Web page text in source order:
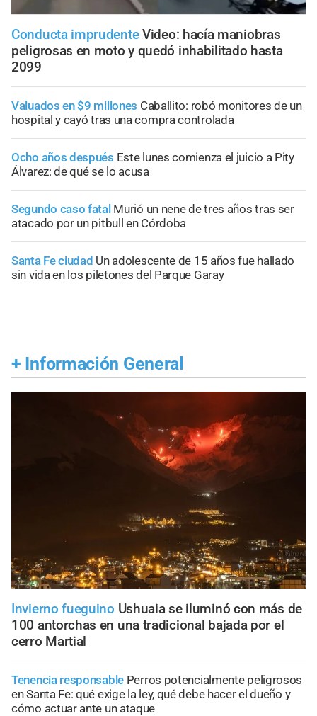
Conducta imprudenteVideo: hacía maniobras
peligrosas en moto y quedó inhabilitado hasta
2099
Valuados en $9 millones Caballito: robó monitores de un
hospital y cayó tras una compra controlada
Ocho años después Este lunes comienza el juicio a Pity
Álvarez: de qué se lo acusa
Segundo caso fatal Murió un nene de tres años tras ser
atacado por un pitbull en Córdoba
Santa Fe ciudad Un adolescente de 15 años fue hallado
sin vida en los piletones del Parque Garay
+ Información General
Invierno fueguino Ushuaia se iluminó con más de
100 antorchas en una tradicional bajada por el
cerro Martial
Tenencia responsable Perros potencialmente peligrosos
en Santa Fe: qué exige la ley, qué debe hacer el dueño y
cómo actuar ante un ataque